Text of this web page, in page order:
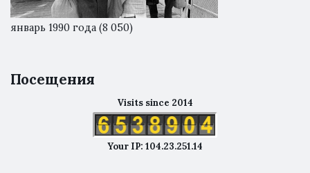
январь 1990 года (8 050)
Посещения
Visits since 2014
Your IP: 104.23.251.14